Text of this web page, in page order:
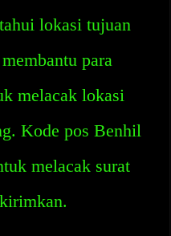
lokasi tujuan
para
melacak lokasi
Kode pos Benhil
melacak surat